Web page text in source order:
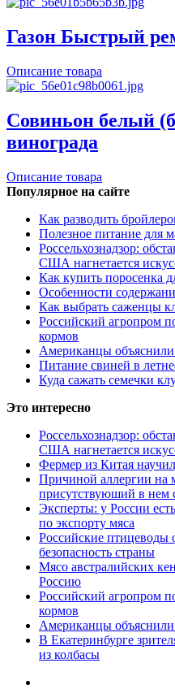
Газон Быстрый
Описание товара
Совиньон белый
винограда
Описание товара
Популярное на сайте
Как разводить
Полезное питание для
Россельхознадзор:
США нагнетается
Как купить поросенка
Особенности
Как выбрать саженцы
Российский агропром
кормов
Американцы
Питание свиней в
Куда сажать семечки
Это интересно
Россельхознадзор:
США нагнетается
Фермер из Китая
Причиной аллергии на
присутствуюший в нем
Эксперты: у России
по экспорту мяса
Российские птицеводы
безопасность страны
Мясо австралийских
Россию
Российский агропром
кормов
Американцы
В Екатеринбурге
из колбасы